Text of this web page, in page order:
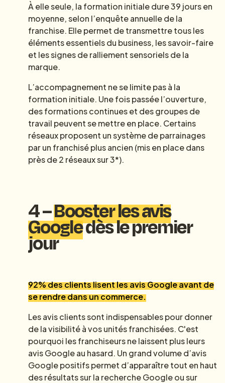
À elle seule, la formation initiale dure 39 jours en
moyenne, selon l’enquête annuelle de la
franchise. Elle permet de transmettre tous les
éléments essentiels du business, les savoir-faire
et les signes de ralliement sensoriels de la
marque.
L’accompagnement ne se limite pas à la
formation initiale. Une fois passée l’ouverture,
des formations continues et des groupes de
travail peuvent se mettre en place. Certains
réseaux proposent un système de parrainages
par un franchisé plus ancien (mis en place dans
près de 2 réseaux sur 3*).
4 –Booster les avis
Googledès le premier
jour
92% des clients lisent les avis Google avant de
se rendre dans un commerce.
Les avis clients sont indispensables pour donner
de la visibilité à vos unités franchisées. C'est
pourquoi les franchiseurs ne laissent plus leurs
avis Google au hasard. Un grand volume d’avis
Google positifs permet d’apparaître tout en haut
des résultats sur la recherche Google ou sur